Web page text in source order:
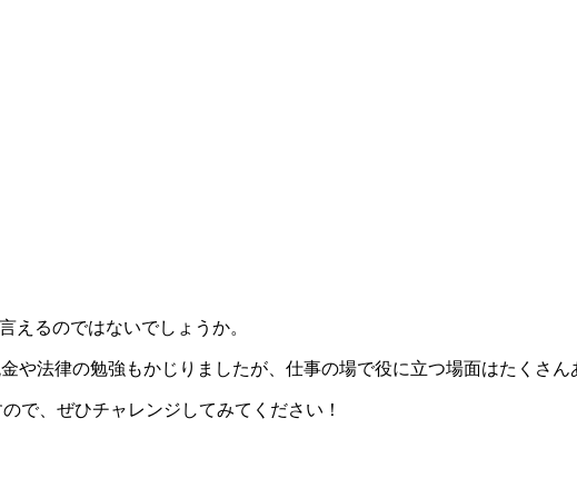
えるのではないでしょうか。
や法律の勉強もかじりましたが、仕事の場で役に立つ場面はたくさん
で、ぜひチャレンジしてみてください！